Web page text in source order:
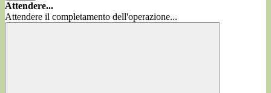
Attendere...
Attendere il completamento dell'operazione...